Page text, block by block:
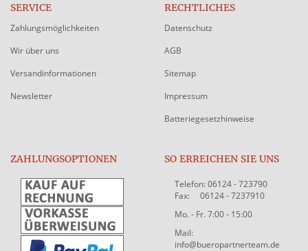
SERVICE
Zahlungsmöglichkeiten
Wir über uns
Versandinformationen
Newsletter
RECHTLICHES
Datenschutz
AGB
Sitemap
Impressum
Batteriegesetzhinweise
ZAHLUNGSOPTIONEN SO ERREICHEN SIE UNS
Telefon: 06124 - 723790
Fax: 06124 - 7237910
Mo. - Fr. 7:00 - 15:00
Mail:
info@bueropartnerteam.de